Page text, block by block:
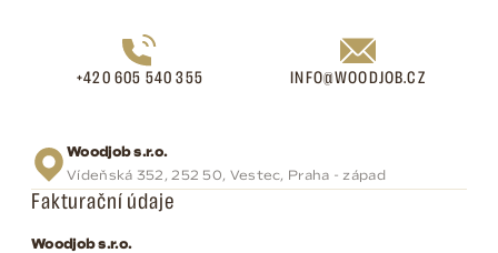
+420 605 540 355 INFO@WOODJOB.CZ
Woodjob s.r.o.
Vídeňská 352, 252 50, Vestec, Praha - západ
Fakturační údaje
Woodjob s.r.o.